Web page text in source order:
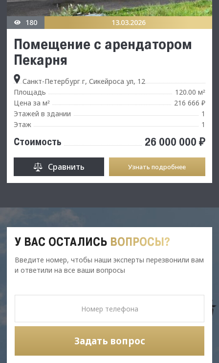
180 13.03.2026
Помещение с арендатором
Пекарня
Санкт-Петербург г, Сикейроса ул, 12
Площадь
120.00 м²
Цена за м²
216 666 ₽
Этажей в здании
1
Этаж
1
Стоимость 26 000 000 ₽
Сравнить Узнать подробнее
У ВАС ОСТАЛИСЬ ВОПРОСЫ?
Введите номер, чтобы наши эксперты перезвонили вам
и ответили на все ваши вопросы
Задать вопрос